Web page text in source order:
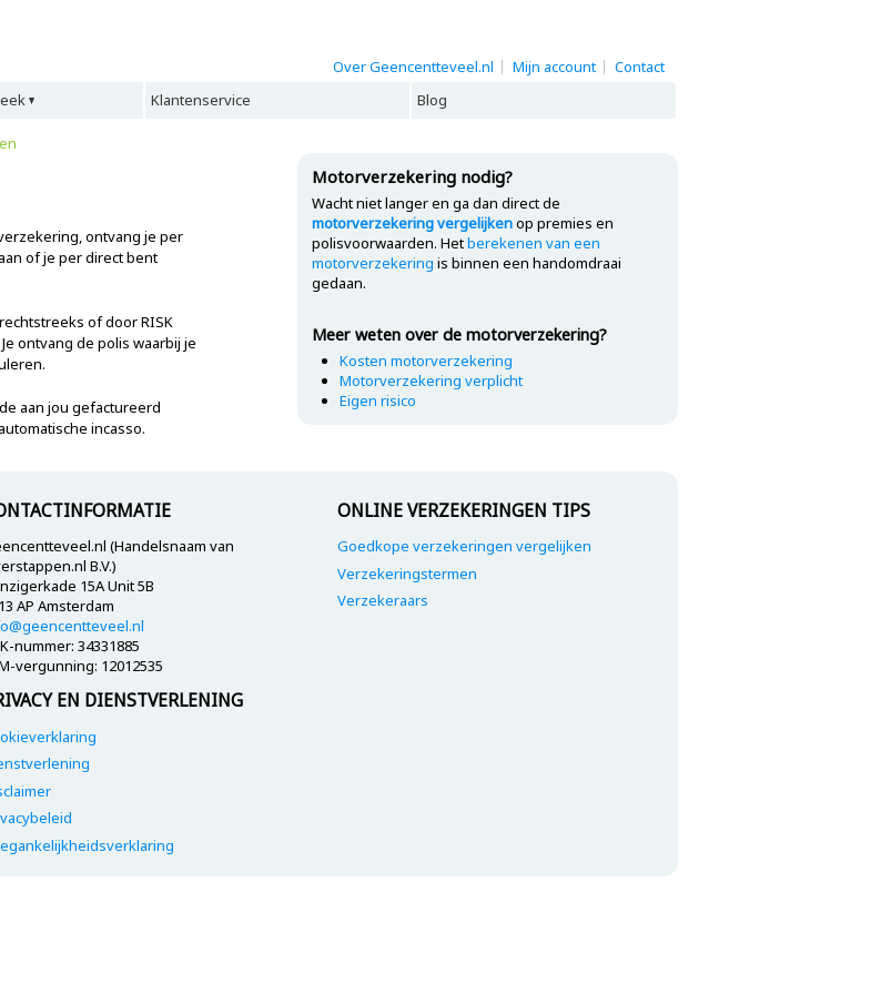
Over Geencentteveel.nl Mijn account
Contact
Klantenservice Blog
ontvang je per
of je per direct bent
of door RISK
ontvang de polis waarbij je
aan jou gefactureerd
incasso.
Motorverzekering nodig?
Wacht niet langer en ga dan direct de
motorverzekering vergelijkenop premies en
polisvoorwaarden. Hetberekenen van een
motorverzekering is binnen een handomdraai
gedaan.
Meer weten over de motorverzekering?
Kosten motorverzekering
Motorverzekering verplicht
Eigen risico
(Handelsnaam van
B.V.)
15A Unit 5B
AP Amsterdam
nummer: 34331885
vergunning: 12012535
EN DIENSTVERLENING
ONLINE VERZEKERINGEN TIPS
Goedkope verzekeringen vergelijken
Verzekeringstermen
Verzekeraars